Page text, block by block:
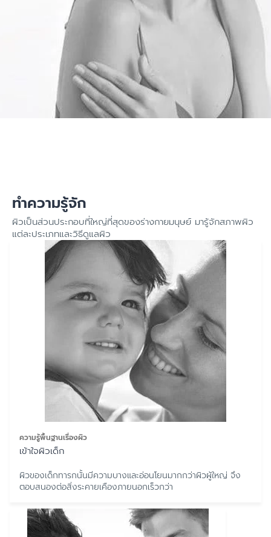
ทำความรู้จัก
ผิวเป็นส่วนประกอบที่ใหญ่ที่สุดของร่างกายมนุษย์ มารู้จักสภาพผิว
แต่ละประเภทและวิธีดูแลผิว
ความรู้พื้นฐานเรื่องผิว
เข้าใจผิวเด็ก
ผิวของเด็กทารกนั้นมีความบางและอ่อนโยนมากกว่าผิวผู้ใหญ่ จึง
ตอบสนองต่อสิ่งระคายเคืองภายนอกเร็วกว่า